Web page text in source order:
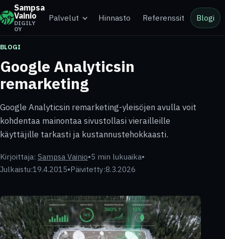
Sampsa
Vainio
DIGILY
OY
Palvelut Hinnasto Referenssit Blogi
BLOGI
Google Analyticsin
remarketing
Google Analyticsin remarketing-yleisöjen avulla voit
kohdentaa mainontaa sivustollasi vierailleille
käyttäjille tarkasti ja kustannustehokkaasti.
Kirjoittaja: Sampsa Vainio•5 min lukuaika•
Julkaistu:19.4.2015•Päivitetty:8.3.2026